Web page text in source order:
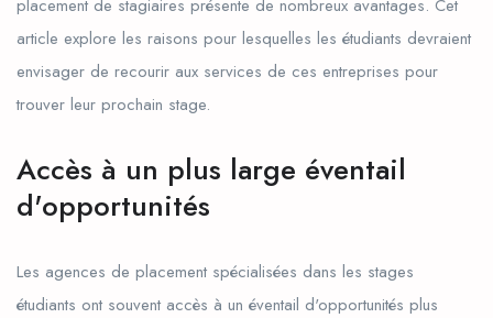
placement de stagiaires présente de nombreux avantages. Cet
article explore les raisons pour lesquelles les étudiants devraient
envisager de recourir aux services de ces entreprises pour
trouver leur prochain stage.
Accès à un plus large éventail
d'opportunités
Les agences de placement spécialisées dans les stages
étudiants ont souvent accès à un éventail d'opportunités plus